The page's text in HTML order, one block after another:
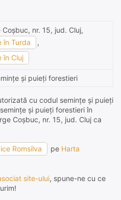
nr. 15, jud. Cluj,
în Turda
,
în Cluj
și puieți forestieri
cu codul semințe și puieți
și puieți forestieri în
Coşbuc, nr. 15, jud. Cluj ca
Romsilva pe Harta
site-ului, spune-ne cu ce